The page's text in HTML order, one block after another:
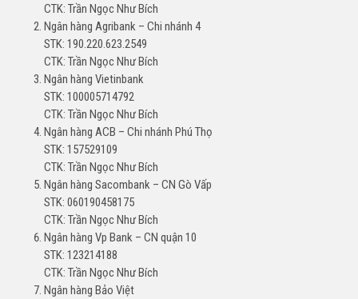
CTK: Trần Ngọc Như Bích
Ngân hàng Agribank – Chi nhánh 4
STK: 190.220.623.2549
CTK: Trần Ngọc Như Bích
Ngân hàng Vietinbank
STK: 100005714792
CTK: Trần Ngọc Như Bích
Ngân hàng ACB – Chi nhánh Phú Thọ
STK: 157529109
CTK: Trần Ngọc Như Bích
Ngân hàng Sacombank – CN Gò Vấp
STK: 060190458175
CTK: Trần Ngọc Như Bích
Ngân hàng Vp Bank – CN quận 10
STK: 123214188
CTK: Trần Ngọc Như Bích
Ngân hàng Bảo Việt